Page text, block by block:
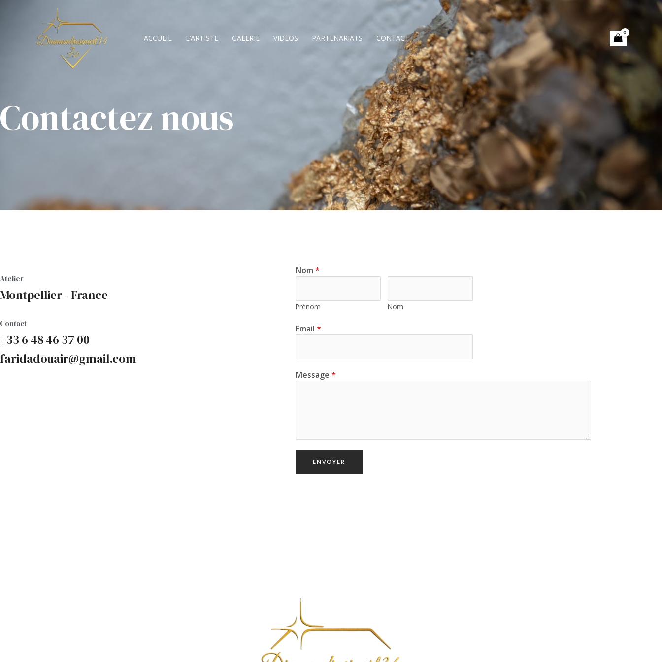
ACCUEIL L’ARTISTE GALERIE VIDEOS PARTENARIATS CONTACT
Contactez nous
Atelier
Montpellier - France
Contact
+33 6 48 46 37 00
faridadouair@gmail.com
Nom *
Prénom Nom
Email *
Message *
ENVOYER